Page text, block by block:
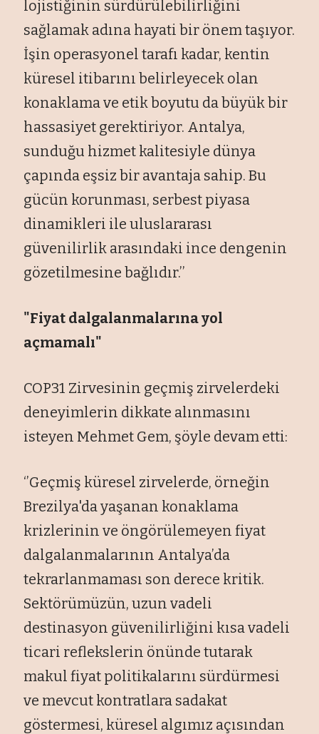
lojistiğinin sürdürülebilirliğini
sağlamak adına hayati bir önem taşıyor.
İşin operasyonel tarafı kadar, kentin
küresel itibarını belirleyecek olan
konaklama ve etik boyutu da büyük bir
hassasiyet gerektiriyor. Antalya,
sunduğu hizmet kalitesiyle dünya
çapında eşsiz bir avantaja sahip. Bu
gücün korunması, serbest piyasa
dinamikleri ile uluslararası
güvenilirlik arasındaki ince dengenin
gözetilmesine bağlıdır.’’
"Fiyat dalgalanmalarına yol
açmamalı"
COP31 Zirvesinin geçmiş zirvelerdeki
deneyimlerin dikkate alınmasını
isteyen Mehmet Gem, şöyle devam etti:
‘’Geçmiş küresel zirvelerde, örneğin
Brezilya'da yaşanan konaklama
krizlerinin ve öngörülemeyen fiyat
dalgalanmalarının Antalya’da
tekrarlanmaması son derece kritik.
Sektörümüzün, uzun vadeli
destinasyon güvenilirliğini kısa vadeli
ticari reflekslerin önünde tutarak
makul fiyat politikalarını sürdürmesi
ve mevcut kontratlara sadakat
göstermesi, küresel algımız açısından